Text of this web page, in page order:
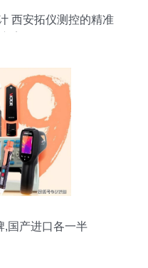
西安拓仪测控的精准
,国产进口各一半